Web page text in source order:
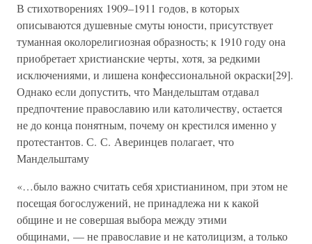
В стихотворениях 1909–1911 годов, в которых
описываются душевные смуты юности, присутствует
туманная околорелигиозная образность; к 1910 году она
приобретает христианские черты, хотя, за редкими
исключениями, и лишена конфессиональной окраски[29].
Однако если допустить, что Мандельштам отдавал
предпочтение православию или католичеству, остается
не до конца понятным, почему он крестился именно у
протестантов. С. С. Аверинцев полагает, что
Мандельштаму
«…было важно считать себя христианином, при этом не
посещая богослужений, не принадлежа ни к какой
общине и не совершая выбора между этими
общинами, — не православие и не католицизм, а только